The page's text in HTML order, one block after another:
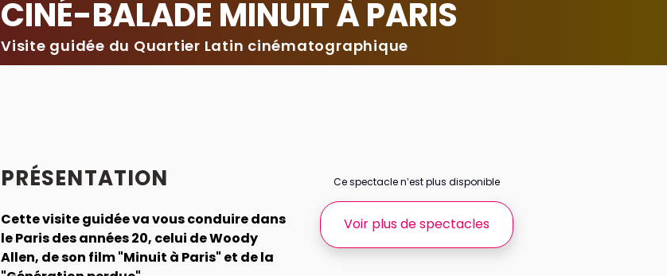
CINÉ-BALADE MINUIT À PARIS
Visite guidée du Quartier Latin cinématographique
PRÉSENTATION
Cette visite guidée va vous conduire dans
le Paris des années 20, celui de Woody
Allen, de son film "Minuit à Paris" et de la
Ce spectacle n’est plus disponible
Voir plus de spectacles